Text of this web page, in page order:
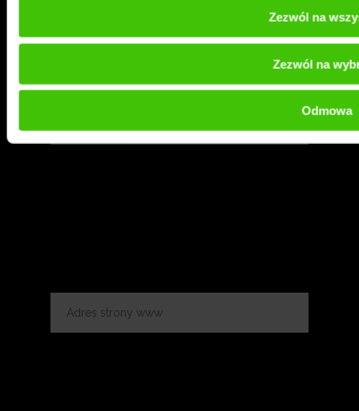
Zezwól na
Zezwól na
Odmowa